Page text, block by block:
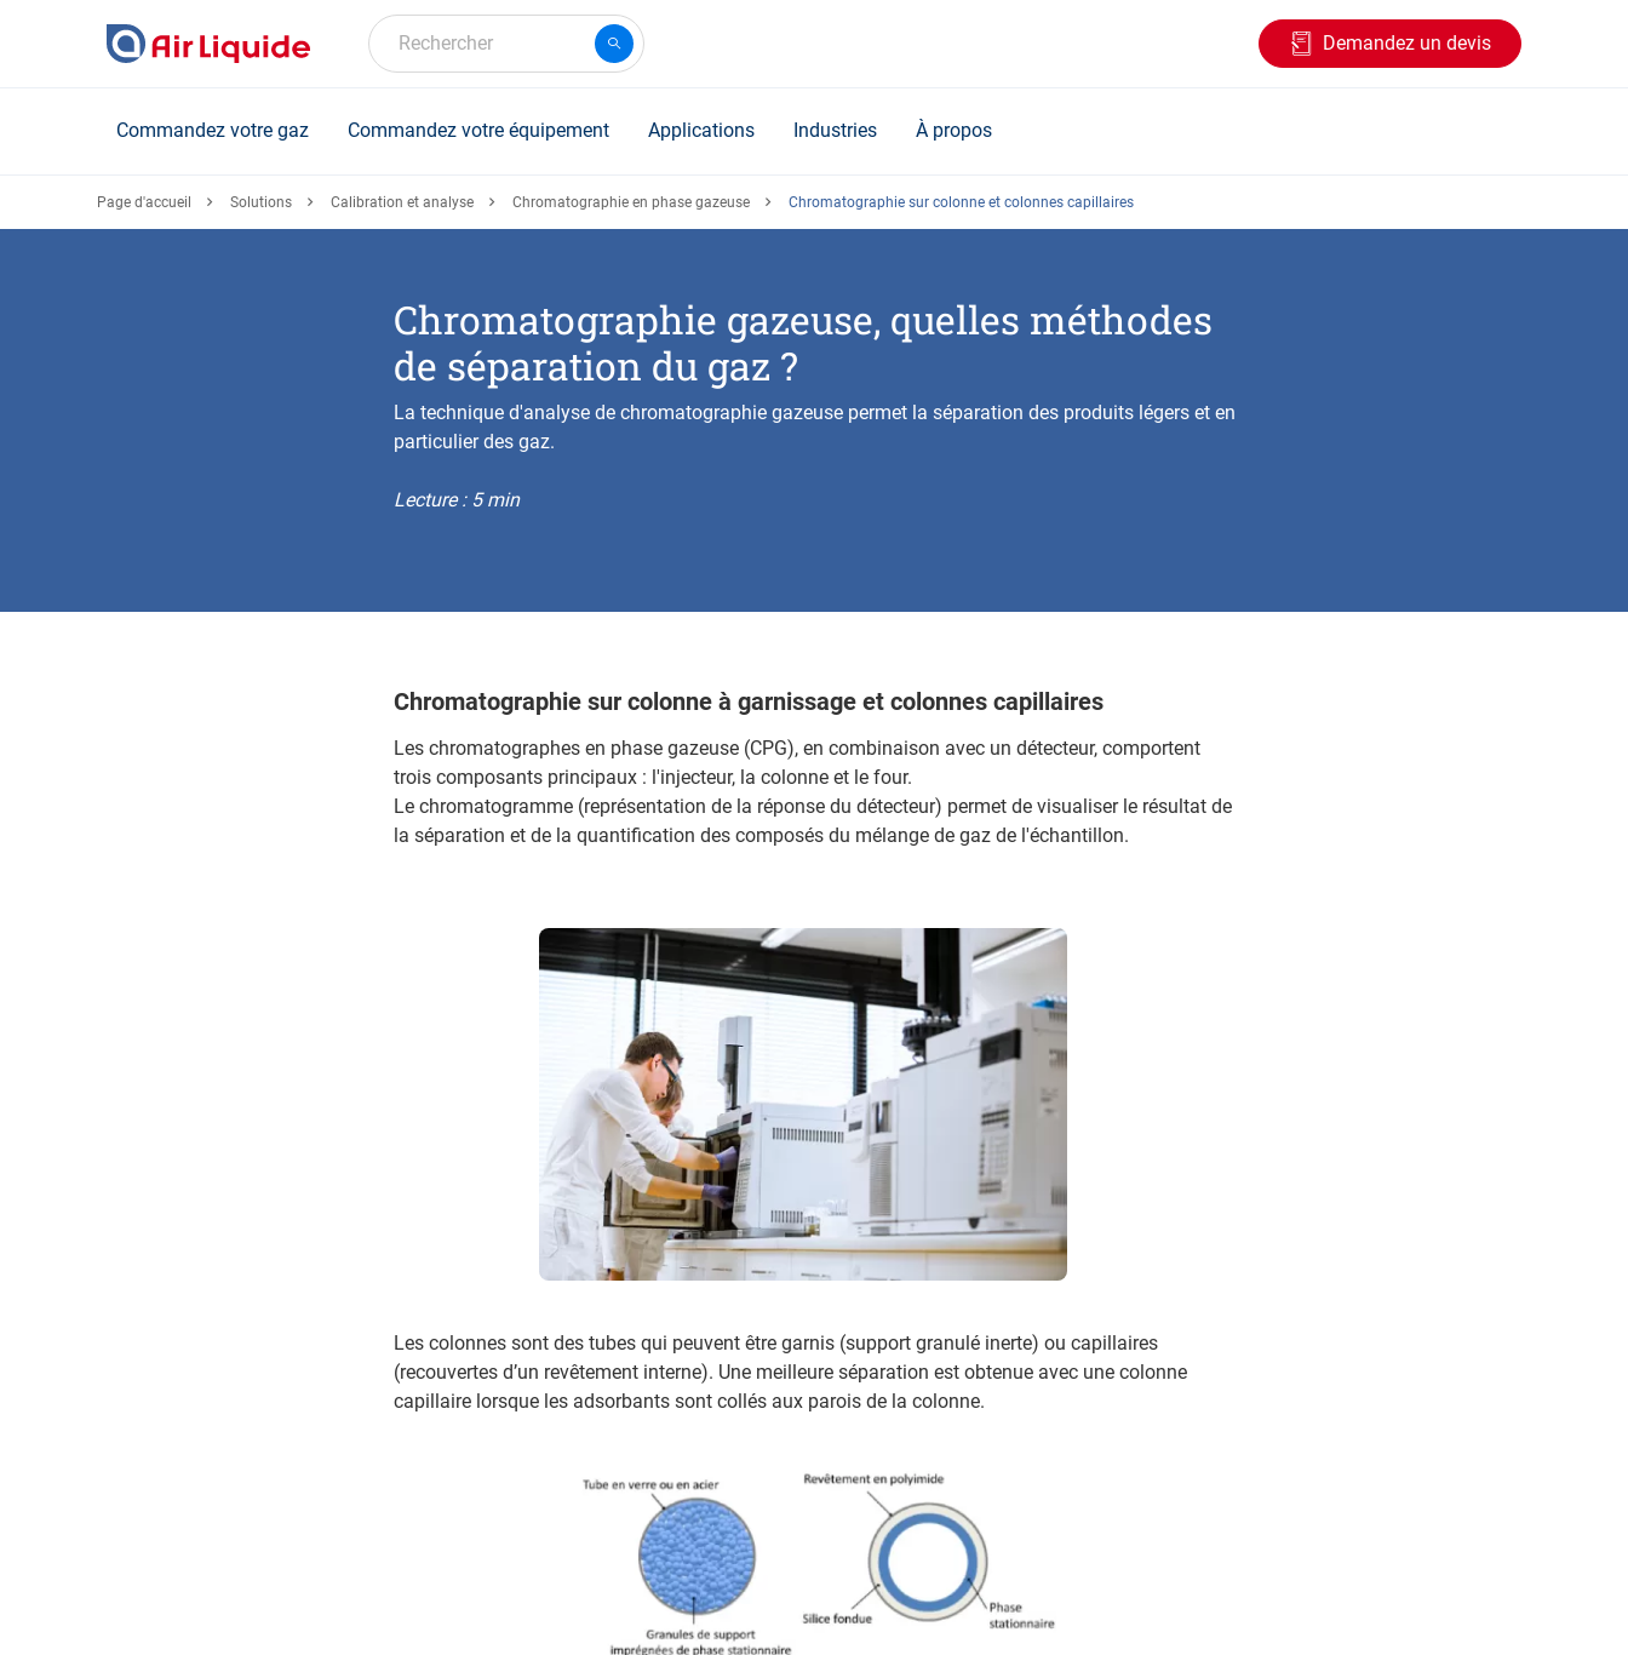
Rechercher Demandez un devis
Commandez votre gaz Commandez votre équipement Applications Industries À propos
Page d'accueil Solutions Calibration et analyse Chromatographie en phase gazeuse Chromatographie sur colonne et colonnes capillaires
Chromatographie gazeuse, quelles méthodes
de séparation du gaz ?
La technique d'analyse de chromatographie gazeuse permet la séparation des produits légers et en
particulier des gaz.
Lecture : 5 min
Chromatographie sur colonne à garnissage et colonnes capillaires
Les chromatographes en phase gazeuse (CPG), en combinaison avec un détecteur, comportent
trois composants principaux : l'injecteur, la colonne et le four.
Le chromatogramme (représentation de la réponse du détecteur) permet de visualiser le résultat de
la séparation et de la quantification des composés du mélange de gaz de l'échantillon.
Les colonnes sont des tubes qui peuvent être garnis (support granulé inerte) ou capillaires
(recouvertes d’un revêtement interne). Une meilleure séparation est obtenue avec une colonne
capillaire lorsque les adsorbants sont collés aux parois de la colonne.